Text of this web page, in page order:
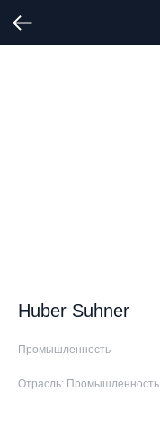
Huber Suhner
Промышленность
Отрасль: Промышленность